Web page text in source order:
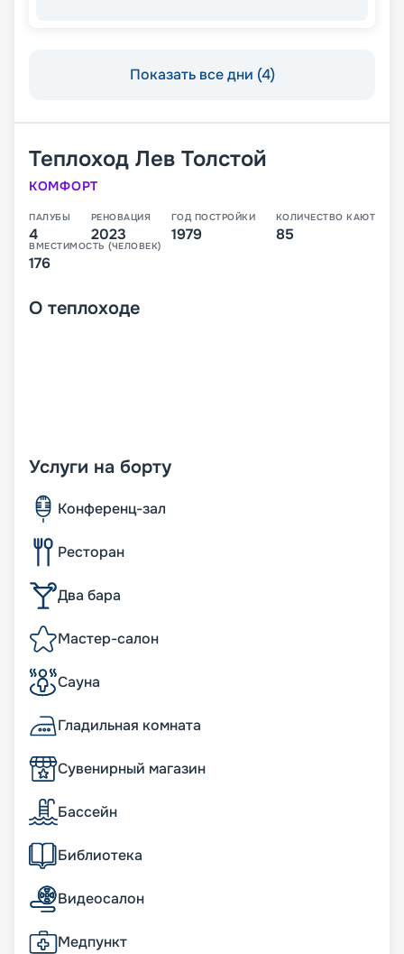
Показать все дни (4)
Теплоход Лев Толстой
КОМФОРТ
ПАЛУБЫ
4
РЕНОВАЦИЯ
2023
ГОД ПОСТРОЙКИ
1979
КОЛИЧЕСТВО КАЮТ
85
ВМЕСТИМОСТЬ (ЧЕЛОВЕК)
176
О теплоходе
Услуги на борту
Конференц-зал
Ресторан
Два бара
Мастер-салон
Сауна
Гладильная комната
Сувенирный магазин
Бассейн
Библиотека
Видеосалон
Медпункт